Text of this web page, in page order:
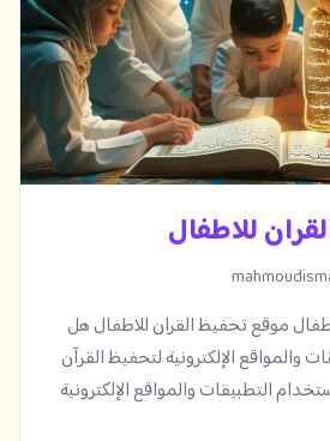
للاطفال
موقع تحفيظ القران للاطفال هل
والمواقع الإلكترونية لتحفيظ القرآن
التطبيقات والمواقع الإلكترونية